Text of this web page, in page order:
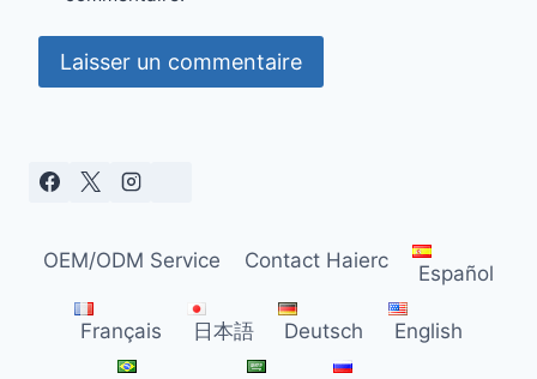
OEM/ODM Service Contact Haierc
Español
Français 日本語 Deutsch English